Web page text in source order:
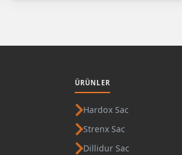
ÜRÜNLER
Hardox Sac
Strenx Sac
Dillidur Sac